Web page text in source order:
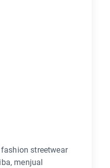
streetwear
menjual